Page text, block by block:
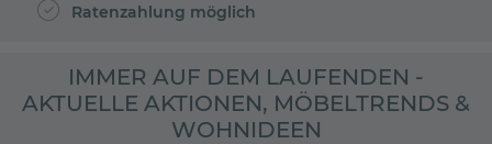
Ratenzahlung möglich
IMMER AUF DEM LAUFENDEN -
AKTUELLE AKTIONEN, MÖBELTRENDS &
WOHNIDEEN